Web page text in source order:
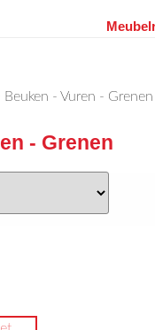
Beuken - Vuren - Grenen
- Grenen